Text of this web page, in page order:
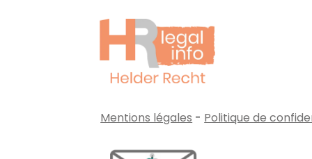
Mentions légales - Politique de